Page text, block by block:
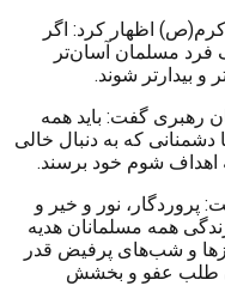
اظهار کرد: اگر
فرد مسلمان آسان‌تر
و بیدارتر شوند.
رهبری گفت: باید همه
دشمنانی که به دنبال خالی
اهداف شوم خود برسند.
نور و خیر و
همه مسلمانان هدیه
و شب‌های پرفیض قدر
طلب عفو و بخشش